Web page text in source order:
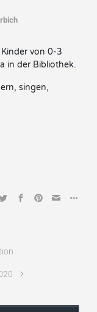
von 0-3
in der Bibliothek.
singen,